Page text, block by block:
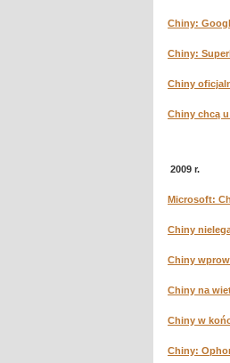
Chiny:
Chiny:
Chiny
Chiny chcą
2009 r.
Microsoft:
Chiny
Chiny
Chiny na
Chiny w
Chiny: